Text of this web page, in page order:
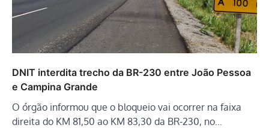
DNIT interdita trecho da BR-230 entre João Pessoa
e Campina Grande
O órgão informou que o bloqueio vai ocorrer na faixa
direita do KM 81,50 ao KM 83,30 da BR-230, no…